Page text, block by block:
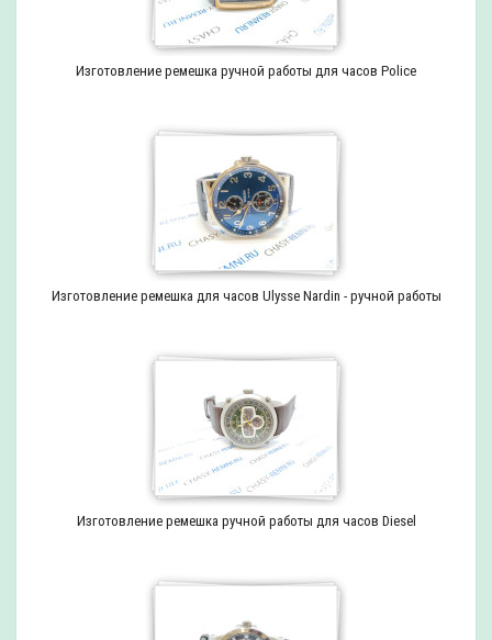
Изготовление ремешка ручной работы для часов Police
Изготовление ремешка для часов Ulysse Nardin - ручной работы
Изготовление ремешка ручной работы для часов Diesel